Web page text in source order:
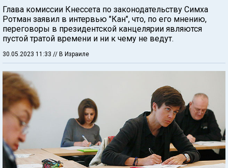
Глава комиссии Кнессета по законодательству Симха
Ротман заявил в интервью "Кан", что, по его мнению,
переговоры в президентской канцелярии являются
пустой тратой времени и ни к чему не ведут.
30.05.2023 11:33 // В Израиле